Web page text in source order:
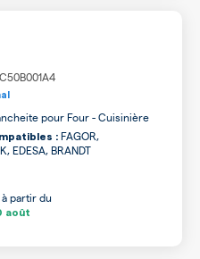
pour Four - Cuisinière
: FAGOR,
EDESA, BRANDT
partir du
août